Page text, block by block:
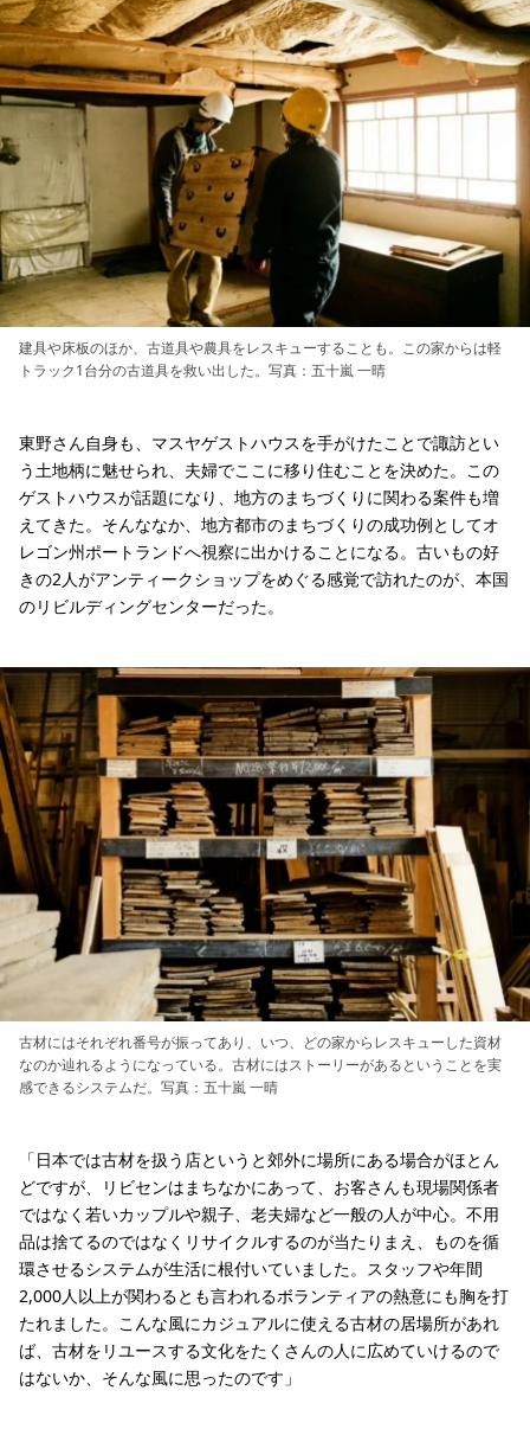
建具や床板のほか、古道具や農具をレスキューすることも。この家からは軽
トラック1台分の古道具を救い出した。写真：五十嵐 一晴
東野さん自身も、マスヤゲストハウスを手がけたことで諏訪とい
う土地柄に魅せられ、夫婦でここに移り住むことを決めた。この
ゲストハウスが話題になり、地方のまちづくりに関わる案件も増
えてきた。そんななか、地方都市のまちづくりの成功例としてオ
レゴン州ポートランドへ視察に出かけることになる。古いもの好
きの2人がアンティークショップをめぐる感覚で訪れたのが、本国
のリビルディングセンターだった。
古材にはそれぞれ番号が振ってあり、いつ、どの家からレスキューした資材
なのか辿れるようになっている。古材にはストーリーがあるということを実
感できるシステムだ。写真：五十嵐 一晴
「日本では古材を扱う店というと郊外に場所にある場合がほとん
どですが、リビセンはまちなかにあって、お客さんも現場関係者
ではなく若いカップルや親子、老夫婦など一般の人が中心。不用
品は捨てるのではなくリサイクルするのが当たりまえ、ものを循
環させるシステムが生活に根付いていました。スタッフや年間
2,000人以上が関わるとも言われるボランティアの熱意にも胸を打
たれました。こんな風にカジュアルに使える古材の居場所があれ
ば、古材をリユースする文化をたくさんの人に広めていけるので
はないか、そんな風に思ったのです」